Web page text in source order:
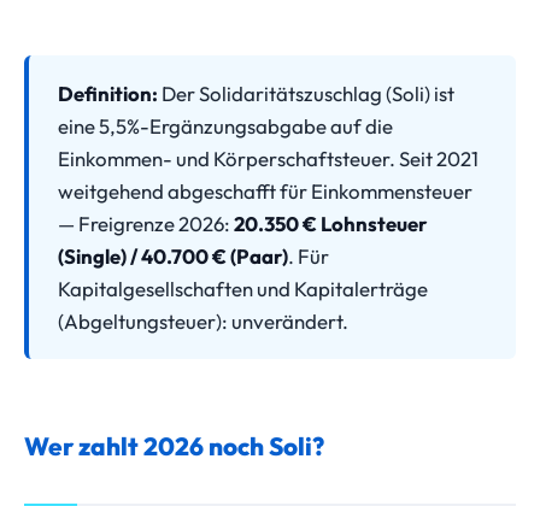
Definition: Der Solidaritätszuschlag (Soli) ist
eine 5,5%-Ergänzungsabgabe auf die
Einkommen- und Körperschaftsteuer. Seit 2021
weitgehend abgeschafft für Einkommensteuer
— Freigrenze 2026:20.350 € Lohnsteuer
(Single) / 40.700 € (Paar). Für
Kapitalgesellschaften und Kapitalerträge
(Abgeltungsteuer): unverändert.
Wer zahlt 2026 noch Soli?